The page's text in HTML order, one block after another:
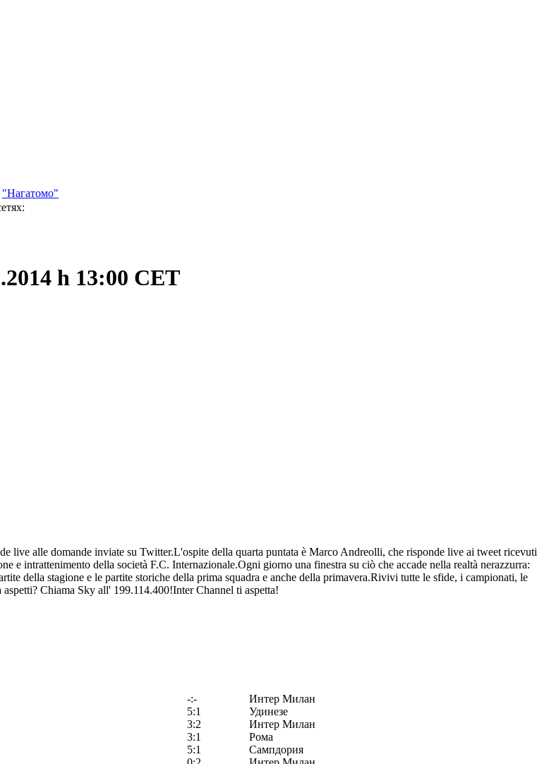
"Нагатомо"
h 13:00 CET
live alle domande inviate su Twitter.L'ospite della quarta puntata è Marco Andreolli, che risponde live ai tweet ricevuti
intrattenimento della società F.C. Internazionale.Ogni giorno una finestra su ciò che accade nella realtà nerazzurra:
della stagione e le partite storiche della prima squadra e anche della primavera.Rivivi tutte le sfide, i campionati, le
Chiama Sky all' 199.114.400!Inter Channel ti aspetta!
-:-
Интер Милан
5:1
Удинезе
3:2
Интер Милан
3:1
Рома
5:1
Сампдория